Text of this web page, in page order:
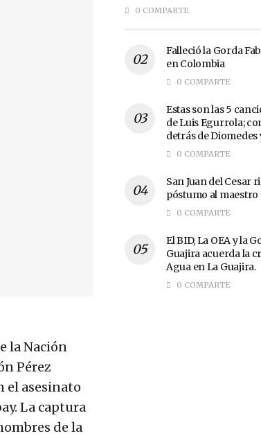
la Nación
Pérez
el asesinato
La captura
de la
0 COMPARTE
Falleció la Gorda
en Colombia
0 COMPARTE
Estas son las 5
de Luis Egurrola;
detrás de Diomedes
0 COMPARTE
San Juan del Cesar
póstumo al
0 COMPARTE
El BID, La OEA y la
Guajira acuerda la
Agua en La Guajira.
0 COMPARTE